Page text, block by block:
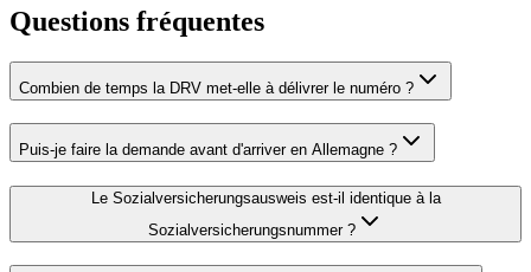
Questions fréquentes
Combien de temps la DRV met-elle à délivrer le numéro ?
Puis-je faire la demande avant d'arriver en Allemagne ?
Le Sozialversicherungsausweis est-il identique à la
Sozialversicherungsnummer ?